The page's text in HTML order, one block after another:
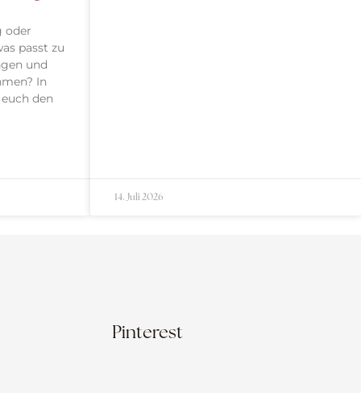
oder
passt zu
und
In
den
14. Juli 2026
Pinterest